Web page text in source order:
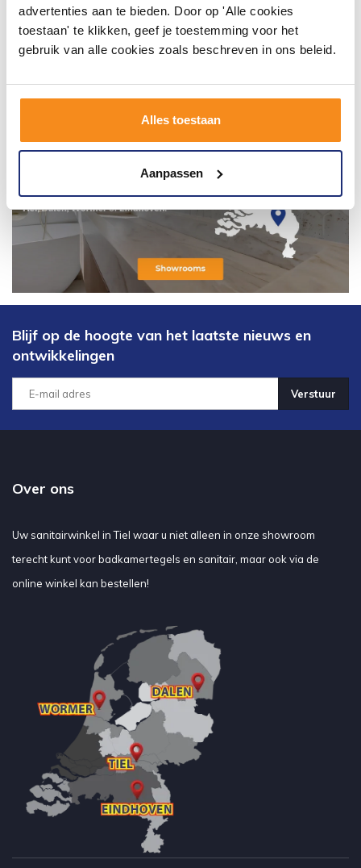
advertenties aan te bieden. Door op 'Alle cookies
toestaan' te klikken, geef je toestemming voor het
gebruik van alle cookies zoals beschreven in ons beleid.
Alles toestaan
Aanpassen
Blijf op de hoogte van het laatste nieuws en
ontwikkelingen
Verstuur
Over ons
Uw sanitairwinkel in Tiel waar u niet alleen in onze showroom
terecht kunt voor badkamertegels en sanitair, maar ook via de
online winkel kan bestellen!